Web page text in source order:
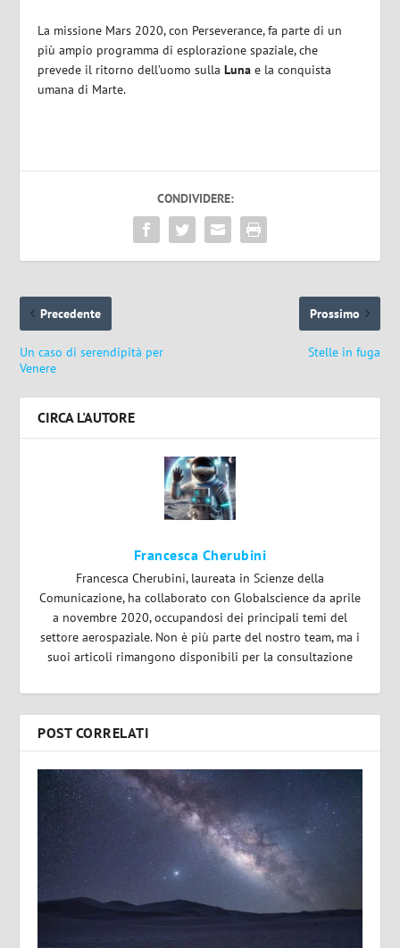
La missione Mars 2020, con Perseverance, fa parte di un
più ampio programma di esplorazione spaziale, che
prevede il ritorno dell’uomo sullaLuna e la conquista
umana di Marte.
CONDIVIDERE:
Precedente
Un caso di serendipità per
Venere
Prossimo
Stelle in fuga
CIRCA L'AUTORE
Francesca Cherubini
Francesca Cherubini, laureata in Scienze della
Comunicazione, ha collaborato con Globalscience da aprile
a novembre 2020, occupandosi dei principali temi del
settore aerospaziale. Non è più parte del nostro team, ma i
suoi articoli rimangono disponibili per la consultazione
POST CORRELATI